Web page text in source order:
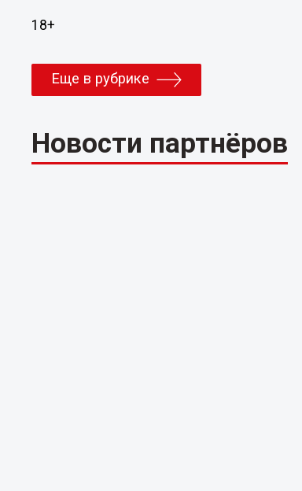
18+
Еще в рубрике
Новости партнёров